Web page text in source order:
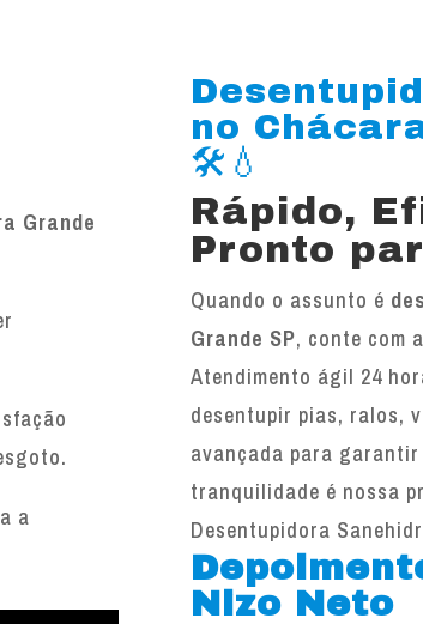
Grande
a
no
🛠️💧
Rápido,
Pronto
Quando o assunto é
Grande SP, conte com
Atendimento ágil 24
desentupir pias, ralos,
avançada para
tranquilidade é nossa
Desentupidora
Nizo Neto